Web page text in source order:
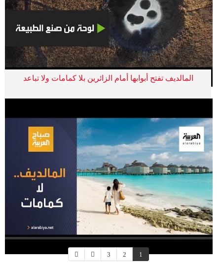
المالديف تفتح أبوابها أمام الزائرين بلا كمامات ولا تباعد
1
2
3